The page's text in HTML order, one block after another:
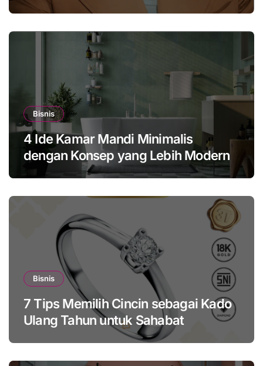
Bisnis
4 Ide Kamar Mandi Minimalis
dengan Konsep yang Lebih Modern
Bisnis
7 Tips Memilih Cincin sebagai Kado
Ulang Tahun untuk Sahabat